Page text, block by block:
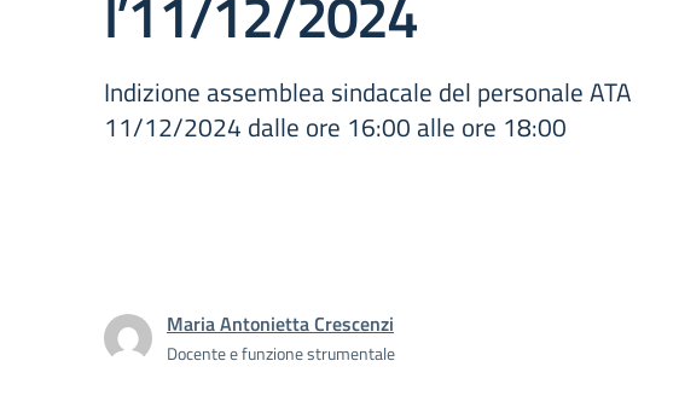
Indizione assemblea sindacale del personale ATA
11/12/2024 dalle ore 16:00 alle ore 18:00
Maria Antonietta Crescenzi
Docente e funzione strumentale